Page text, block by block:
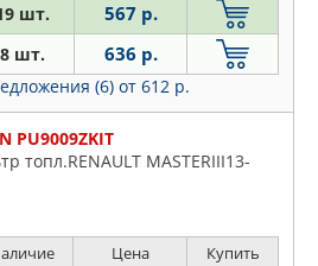
шт. 567 р.
8 шт. 636 р.
(6) от 612 р.
PU9009ZKIT
топл.RENAULT MASTERIII13-
Цена Купить